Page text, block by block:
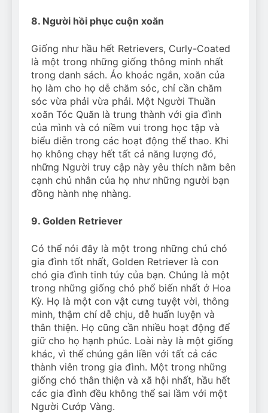
8. Người hồi phục cuộn xoăn
Giống như hầu hết Retrievers, Curly-Coated
là một trong những giống thông minh nhất
trong danh sách. Áo khoác ngắn, xoăn của
họ làm cho họ dễ chăm sóc, chỉ cần chăm
sóc vừa phải vừa phải. Một Người Thuần
xoăn Tóc Quăn là trung thành với gia đình
của mình và có niềm vui trong học tập và
biểu diễn trong các hoạt động thể thao. Khi
họ không chạy hết tất cả năng lượng đó,
những Người truy cập này yêu thích nằm bên
cạnh chủ nhân của họ như những người bạn
đồng hành nhẹ nhàng.
9. Golden Retriever
Có thể nói đây là một trong những chú chó
gia đình tốt nhất, Golden Retriever là con
chó gia đình tinh túy của bạn. Chúng là một
trong những giống chó phổ biến nhất ở Hoa
Kỳ. Họ là một con vật cưng tuyệt vời, thông
minh, thậm chí dễ chịu, dễ huấn luyện và
thân thiện. Họ cũng cần nhiều hoạt động để
giữ cho họ hạnh phúc. Loài này là một giống
khác, vì thế chúng gắn liền với tất cả các
thành viên trong gia đình. Một trong những
giống chó thân thiện và xã hội nhất, hầu hết
các gia đình đều không thể sai lầm với một
Người Cướp Vàng.